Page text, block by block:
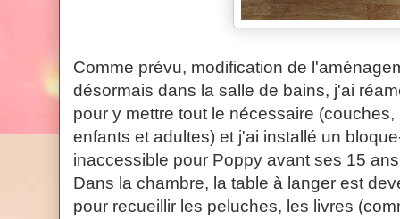
Comme prévu, modification de
désormais dans la salle de bains, j'ai
pour y mettre tout le nécessaire
enfants et adultes) et j'ai installé un
inaccessible pour Poppy avant ses 15
Dans la chambre, la table à langer est
pour recueillir les peluches, les livres